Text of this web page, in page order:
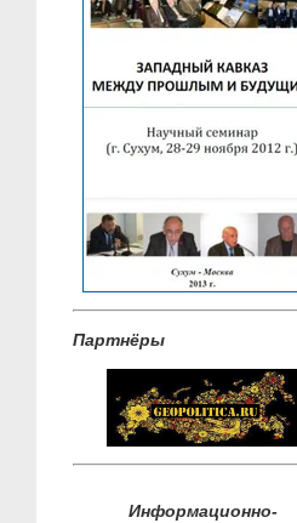
Партнёры
Информационно-